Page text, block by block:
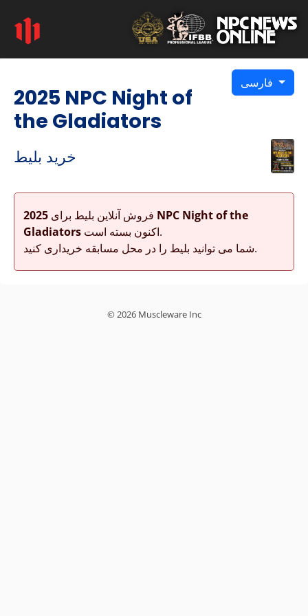
2025 NPC Night of
the Gladiators
خرید بلیط
فروش آنلاین بلیط برای2025 NPC Night of the
Gladiators
اکنون بسته است.
شما می توانید بلیط را در محل مسابقه خریداری کنید.
© 2026 Muscleware Inc